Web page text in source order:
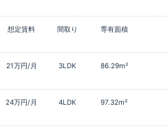
想定賃料 間取り
専有面積
21万円/月 3LDK
86.29m²
24万円/月 4LDK
97.32m²